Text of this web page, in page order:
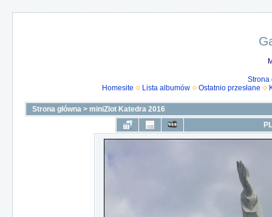
Strona
Homesite
Lista albumów Ostatnio przesłane
Strona główna > miniZlot Katedra 2016